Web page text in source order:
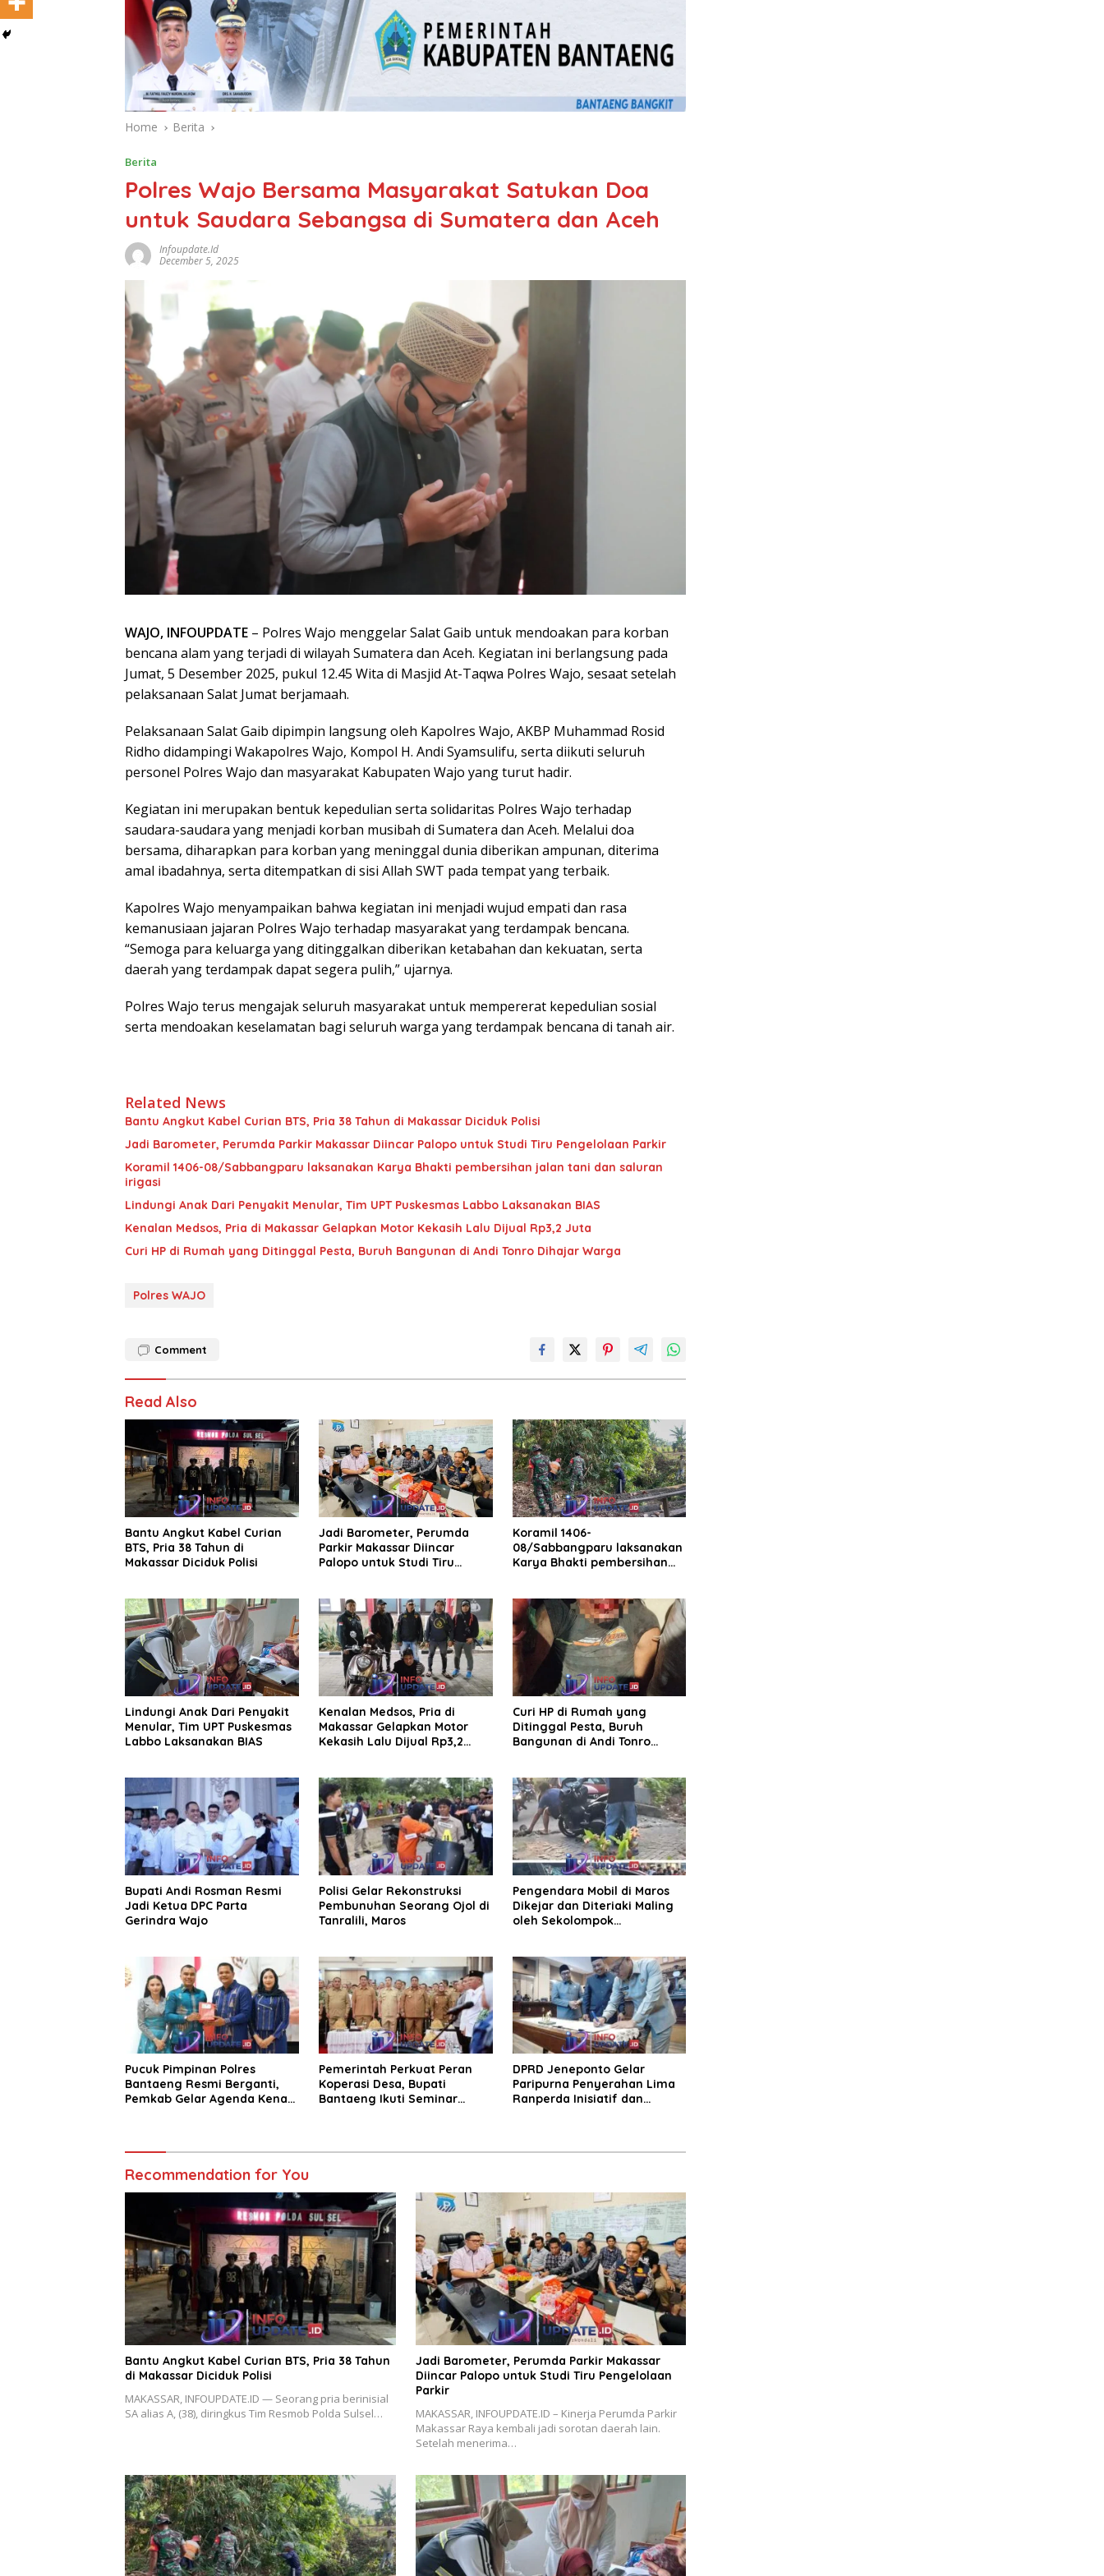
Home Berita
Berita
Polres Wajo Bersama Masyarakat Satukan Doa
untuk Saudara Sebangsa di Sumatera dan Aceh
Infoupdate.id
December 5, 2025
WAJO, INFOUPDATE – Polres Wajo menggelar Salat Gaib untuk mendoakan para korban
bencana alam yang terjadi di wilayah Sumatera dan Aceh. Kegiatan ini berlangsung pada
Jumat, 5 Desember 2025, pukul 12.45 Wita di Masjid At-Taqwa Polres Wajo, sesaat setelah
pelaksanaan Salat Jumat berjamaah.
Pelaksanaan Salat Gaib dipimpin langsung oleh Kapolres Wajo, AKBP Muhammad Rosid
Ridho didampingi Wakapolres Wajo, Kompol H. Andi Syamsulifu, serta diikuti seluruh
personel Polres Wajo dan masyarakat Kabupaten Wajo yang turut hadir.
Kegiatan ini merupakan bentuk kepedulian serta solidaritas Polres Wajo terhadap
saudara-saudara yang menjadi korban musibah di Sumatera dan Aceh. Melalui doa
bersama, diharapkan para korban yang meninggal dunia diberikan ampunan, diterima
amal ibadahnya, serta ditempatkan di sisi Allah SWT pada tempat yang terbaik.
Kapolres Wajo menyampaikan bahwa kegiatan ini menjadi wujud empati dan rasa
kemanusiaan jajaran Polres Wajo terhadap masyarakat yang terdampak bencana.
“Semoga para keluarga yang ditinggalkan diberikan ketabahan dan kekuatan, serta
daerah yang terdampak dapat segera pulih,” ujarnya.
Polres Wajo terus mengajak seluruh masyarakat untuk mempererat kepedulian sosial
serta mendoakan keselamatan bagi seluruh warga yang terdampak bencana di tanah air.
Related News
Bantu Angkut Kabel Curian BTS, Pria 38 Tahun di Makassar Diciduk Polisi
Jadi Barometer, Perumda Parkir Makassar Diincar Palopo untuk Studi Tiru Pengelolaan Parkir
Koramil 1406-08/Sabbangparu laksanakan Karya Bhakti pembersihan jalan tani dan saluran
irigasi
Lindungi Anak Dari Penyakit Menular, Tim UPT Puskesmas Labbo Laksanakan BIAS
Kenalan Medsos, Pria di Makassar Gelapkan Motor Kekasih Lalu Dijual Rp3,2 Juta
Curi HP di Rumah yang Ditinggal Pesta, Buruh Bangunan di Andi Tonro Dihajar Warga
Polres WAJO
Comment
Read Also
Bantu Angkut Kabel Curian
BTS, Pria 38 Tahun di
Makassar Diciduk Polisi
Jadi Barometer, Perumda
Parkir Makassar Diincar
Palopo untuk Studi Tiru
Koramil 1406-
08/Sabbangparu laksanakan
Karya Bhakti pembersihan
Lindungi Anak Dari Penyakit
Menular, Tim UPT Puskesmas
Labbo Laksanakan BIAS
Kenalan Medsos, Pria di
Makassar Gelapkan Motor
Kekasih Lalu Dijual Rp3,2
Curi HP di Rumah yang
Ditinggal Pesta, Buruh
Bangunan di Andi Tonro
Bupati Andi Rosman Resmi
Jadi Ketua DPC Parta
Gerindra Wajo
Polisi Gelar Rekonstruksi
Pembunuhan Seorang Ojol di
Tanralili, Maros
Pengendara Mobil di Maros
Dikejar dan Diteriaki Maling
oleh Sekolompok
Pucuk Pimpinan Polres
Bantaeng Resmi Berganti,
Pemkab Gelar Agenda Kenal
Pemerintah Perkuat Peran
Koperasi Desa, Bupati
Bantaeng Ikuti Seminar
DPRD Jeneponto Gelar
Paripurna Penyerahan Lima
Ranperda Inisiatif dan
Recommendation for You
Bantu Angkut Kabel Curian BTS, Pria 38 Tahun
di Makassar Diciduk Polisi
MAKASSAR, INFOUPDATE.ID — Seorang pria berinisial
SA alias A, (38), diringkus Tim Resmob Polda Sulsel…
Jadi Barometer, Perumda Parkir Makassar
Diincar Palopo untuk Studi Tiru Pengelolaan
Parkir
MAKASSAR, INFOUPDATE.ID – Kinerja Perumda Parkir
Makassar Raya kembali jadi sorotan daerah lain.
Setelah menerima…